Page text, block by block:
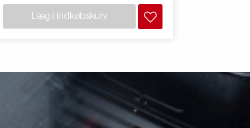
Læg i indkøbskurv